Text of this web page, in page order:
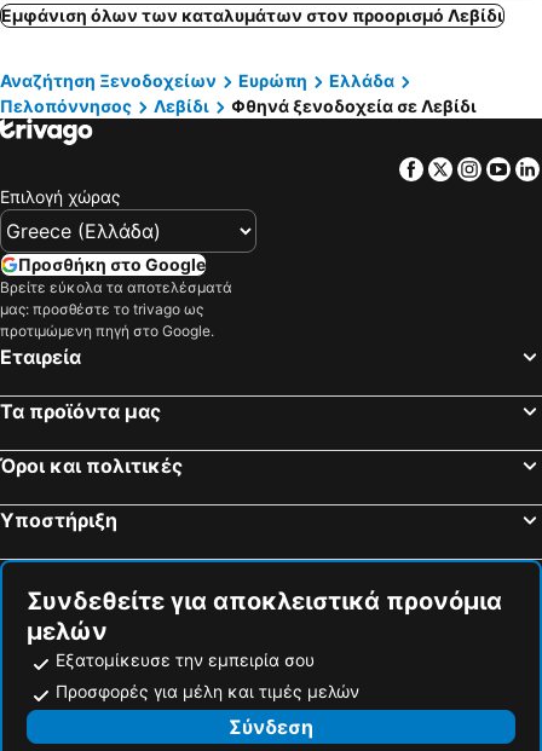
Petra & Elato Art Hotel Vasilikos
Το Σπίτι της Ειρήνης
Xenonas Ioanni Parcha
Αέσκω Resort
Hondos Classic Hotel & Spa
Ksenonas Chrusovitsi
Ξενώνας Παπανικόλα
Artemis Traditional Guesthouse
Ξενώνας Παντός Καιρού
Έπαυλη - Εξαιρετική Θέα
Εμφάνιση όλων των καταλυμάτων στον προορισμό Λεβίδι
Αναζήτηση Ξενοδοχείων Ευρώπη
Ελλάδα
Πελοπόννησος
Λεβίδι Φθηνά ξενοδοχεία σε Λεβίδι
Facebook
Twitter
Επιλογή χώρας
Προσθήκη στο Google
Βρείτε εύκολα τα αποτελέσματά
μας: προσθέστε το trivago ως
προτιμώμενη πηγή στο Google.
Εταιρεία
Τα προϊόντα μας
Όροι και πολιτικές
Υποστήριξη
Συνδεθείτε για αποκλειστικά προνόμια
μελών
Εξατομίκευσε την εμπειρία σου
Προσφορές για μέλη και τιμές μελών
Σύνδεση